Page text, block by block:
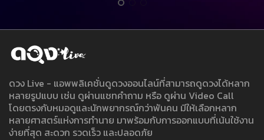
ดวง Live - แอพพลิเคชั่นดูดวงออนไลน์ที่สามารถดูดวงได้หลาก
หลายรูปแบบ เช่น ดูผ่านแชทคำถาม หรือ ดูผ่าน Video Call
โดยตรงกับหมอดูและนักพยากรณ์กว่าพันคน มีให้เลือกหลาก
หลายศาสตร์แห่งการทำนาย มาพร้อมกับการออกแบบที่เน้นใช้งาน
ง่ายที่สุด สะดวก รวดเร็ว และปลอดภัย